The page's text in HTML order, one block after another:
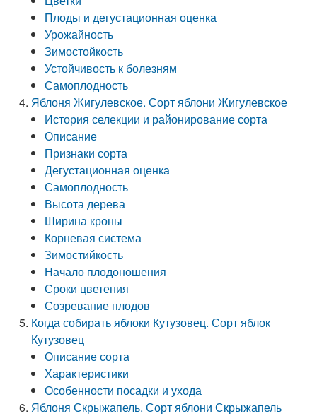
Плоды и дегустационная оценка
Урожайность
Зимостойкость
Устойчивость к болезням
Самоплодность
Яблоня Жигулевское. Сорт яблони Жигулевское
История селекции и районирование сорта
Описание
Признаки сорта
Дегустационная оценка
Самоплодность
Высота дерева
Ширина кроны
Корневая система
Зимостийкость
Начало плодоношения
Сроки цветения
Созревание плодов
Когда собирать яблоки Кутузовец. Сорт яблок
Кутузовец
Описание сорта
Характеристики
Особенности посадки и ухода
Яблоня Скрыжапель. Сорт яблони Скрыжапель